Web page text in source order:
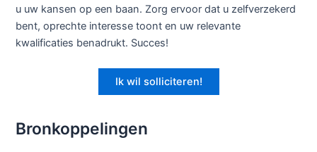
u uw kansen op een baan. Zorg ervoor dat u zelfverzekerd
bent, oprechte interesse toont en uw relevante
kwalificaties benadrukt. Succes!
Ik wil solliciteren!
Bronkoppelingen